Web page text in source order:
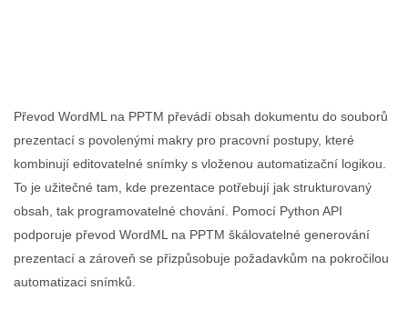
Převod WordML na PPTM převádí obsah dokumentu do souborů
prezentací s povolenými makry pro pracovní postupy, které
kombinují editovatelné snímky s vloženou automatizační logikou.
To je užitečné tam, kde prezentace potřebují jak strukturovaný
obsah, tak programovatelné chování. Pomocí Python API
podporuje převod WordML na PPTM škálovatelné generování
prezentací a zároveň se přizpůsobuje požadavkům na pokročilou
automatizaci snímků.